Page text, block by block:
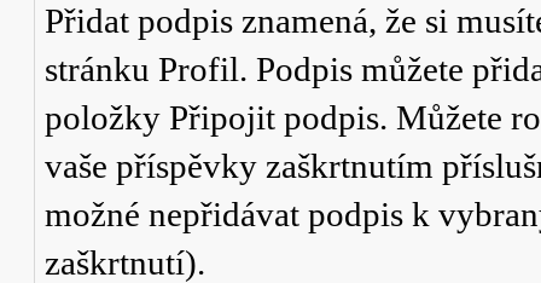
Přidat podpis znamená, že si
stránku Profil. Podpis můžete
položky Připojit podpis. Můžete
vaše příspěvky zaškrtnutím
možné nepřidávat podpis k
zaškrtnutí).